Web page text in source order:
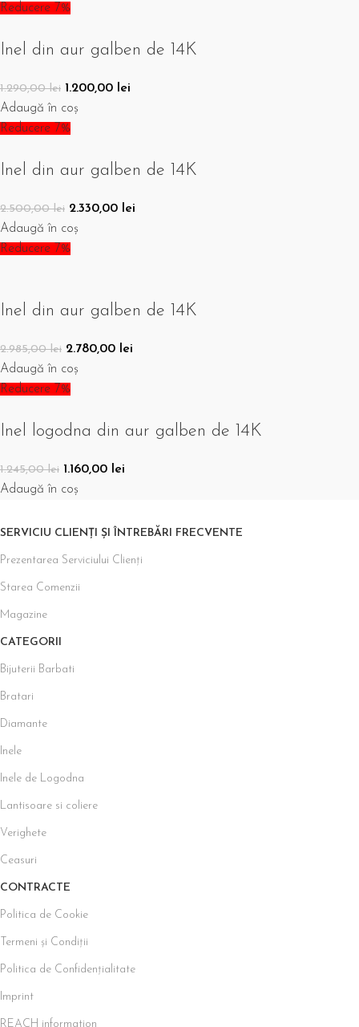
Reducere 7%
Inel din aur galben de 14K
1.290,00lei 1.200,00 lei
Adaugă în coș
Reducere 7%
Inel din aur galben de 14K
2.500,00lei 2.330,00 lei
Adaugă în coș
Reducere 7%
Inel din aur galben de 14K
2.985,00lei 2.780,00 lei
Adaugă în coș
Reducere 7%
Inel logodna din aur galben de 14K
1.245,00lei 1.160,00 lei
Adaugă în coș
SERVICIU CLIENȚI ȘI ÎNTREBĂRI FRECVENTE
Prezentarea Serviciului Clienți
Starea Comenzii
Magazine
CATEGORII
Bijuterii Barbati
Bratari
Diamante
Inele
Inele de Logodna
Lantisoare si coliere
Verighete
Ceasuri
CONTRACTE
Politica de Cookie
Termeni și Condiții
Politica de Confidențialitate
Imprint
REACH information